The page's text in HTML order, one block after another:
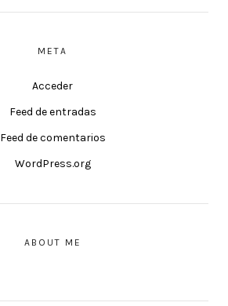
META
Acceder
Feed de entradas
Feed de comentarios
WordPress.org
ABOUT ME